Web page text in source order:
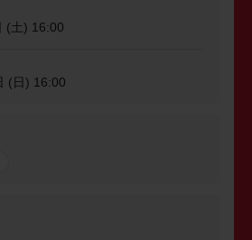
(土) 16:00
(日) 16:00